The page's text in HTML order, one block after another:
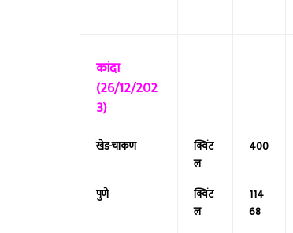
कांदा
(26/12/202
3)
खेड-चाकण
क्विंट
ल
400
पुणे
क्विंट
ल
114
68